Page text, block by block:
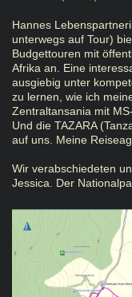
Hannes
unterwegs auf Tour)
Budgettouren mit
Afrika an. Eine
ausgiebig unter
zu lernen, wie ich
Zentraltansania mit
Und die TAZARA
auf uns. Meine
Wir verabschiedeten
Jessica. Der